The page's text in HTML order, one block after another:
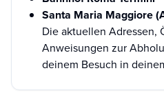
Santa Maria Maggiore
Die aktuellen Adressen,
Anweisungen zur
deinem Besuch in